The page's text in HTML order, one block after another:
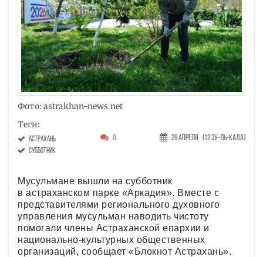
Фото: astrakhan-news.net
Теги:
Астрахань
субботник
0 29 Апреля (12 Зу-ль-када)
Мусульмане вышли на субботник
в астраханском парке «Аркадия». Вместе с
представителями регионального духовного
управления мусульман наводить чистоту
помогали члены Астраханской епархии и
национально-культурных общественных
организаций, сообщает «Блокнот Астрахань».